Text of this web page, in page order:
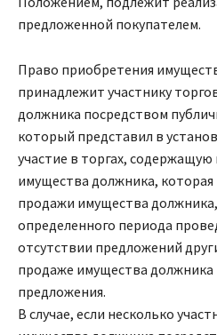
предложенной покупателем.
Право приобретения
принадлежит участнику
должника посредством
который представил в
участие в торгах,
имущества должника,
продажи имущества
определенного периода
отсутствии предложений
продаже имущества должника
предложения.
В случае, если несколько